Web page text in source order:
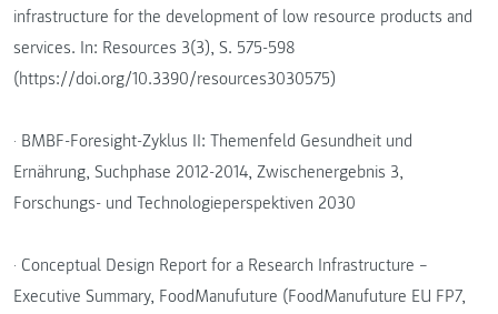
infrastructure for the development of low resource products and
services. In: Resources 3(3), S. 575-598
(https://doi.org/10.3390/resources3030575)
· BMBF-Foresight-Zyklus II: Themenfeld Gesundheit und
Ernährung, Suchphase 2012-2014, Zwischenergebnis 3,
Forschungs- und Technologieperspektiven 2030
· Conceptual Design Report for a Research Infrastructure –
Executive Summary, FoodManufuture (FoodManufuture EU FP7,